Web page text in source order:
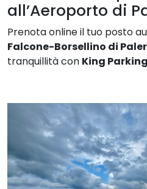
all’Aeroporto di
Prenota online il tuo posto
Falcone-Borsellino di
tranquillità con King Parking